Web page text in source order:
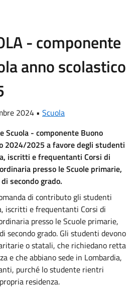
- componente
anno scolastico
2024 • Scuola
Scuola - componente Buono
2024/2025 a favore degli studenti
iscritti e frequentanti Corsi di
presso le Scuole primarie,
secondo grado.
di contributo gli studenti
iscritti e frequentanti Corsi di
presso le Scuole primarie,
secondo grado. Gli studenti devono
o statali, che richiedano retta
e che abbiano sede in Lombardia,
purché lo studente rientri
residenza.